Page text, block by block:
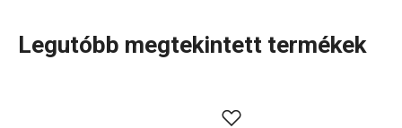
hozzá kapcsolódó GrandCHEF+ vonallal. Ez a modern
Legutóbb megtekintett termékek